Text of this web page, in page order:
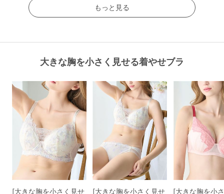
もっと見る
大きな胸を小さく見せる着やせブラ
[大きな胸を小さく見せ [大きな胸を小さく見せ [大きな胸を小